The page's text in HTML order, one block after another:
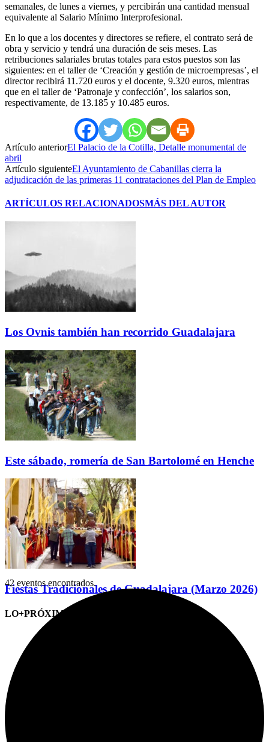
semanales, de lunes a viernes, y percibirán una cantidad mensual
equivalente al Salario Mínimo Interprofesional.
En lo que a los docentes y directores se refiere, el contrato será de
obra y servicio y tendrá una duración de seis meses. Las
retribuciones salariales brutas totales para estos puestos son las
siguientes: en el taller de ‘Creación y gestión de microempresas’, el
director recibirá 11.720 euros y el docente, 9.320 euros, mientras
que en el taller de ‘Patronaje y confección’, los salarios son,
respectivamente, de 13.185 y 10.485 euros.
Artículo anteriorEl Palacio de la Cotilla, Detalle monumental de
abril
Artículo siguienteEl Ayuntamiento de Cabanillas cierra la
adjudicación de las primeras 11 contrataciones del Plan de Empleo
ARTÍCULOS RELACIONADOSMÁS DEL AUTOR
Los Ovnis también han recorrido Guadalajara
Este sábado, romería de San Bartolomé en Henche
Fiestas Tradicionales de Guadalajara (Marzo 2026)
LO+PRÓXIMO (CITAS)
42 eventos encontrados.